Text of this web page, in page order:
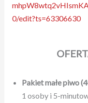
0/edit?ts=63306630
Pakiet małe piwo
1 osoby i 5-